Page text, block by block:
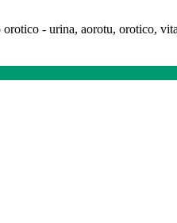
- urina, aorotu, orotico,